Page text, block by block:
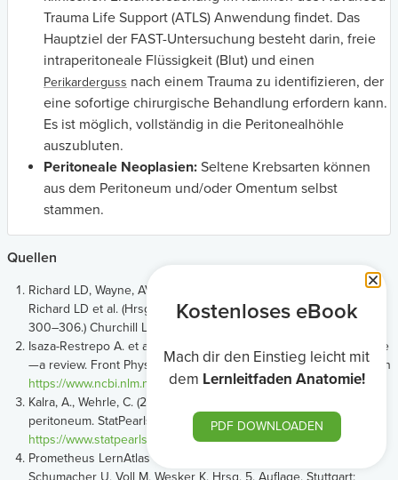
Trauma Life Support (ATLS) Anwendung findet. Das
Hauptziel der FAST-Untersuchung besteht darin, freie
intraperitoneale Flüssigkeit (Blut) und einen
Perikarderguss nach einem Trauma zu identifizieren, der
eine sofortige chirurgische Behandlung erfordern kann.
Es ist möglich, vollständig in die Peritonealhöhle
auszubluten.
Peritoneale Neoplasien: Seltene Krebsarten können
aus dem Peritoneum und/oder Omentum selbst
stammen.
Quellen
Richard LD, Wayne, AV, Mitchell, AWM (2020). Abdomen. In
Richard LD et al. (Hrsg.), Gray’s Anatomy for Students (4. Aufl. S.
300–306.) Churchill Livingstone/Elsevier,
Isaza-Restrepo A. et al. (2018). The peritoneum: beyond the tissue
—a review. Front Physiol 9:738. Abgerufen am 8. August 2021 von
https://www.ncbi.nlm.nih.gov/pmc/articles/PMC6014125/
Kalra, A., Wehrle, C. (2021). Anatomy, abdomen and pelvis,
peritoneum. StatPearls. Abgerufen am 25. August 2021 von
https://www.statpearls.com/articlelibrary/viewarticle/32341/
Prometheus LernAtlas – Innere Organe. Schünke M, Schulte E,
Schumacher U, Voll M, Wesker K. Hrsg. 5. Auflage. Stuttgart:
Kostenloses eBook
Mach dir den Einstieg leicht mit
dem Lernleitfaden Anatomie!
PDF DOWNLOADEN